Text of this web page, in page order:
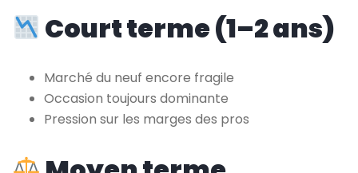
Court terme (1–2 ans)
Marché du neuf encore fragile
Occasion toujours dominante
Pression sur les marges des pros